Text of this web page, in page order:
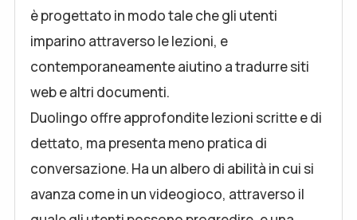
è progettato in modo tale che gli utenti
imparino attraverso le lezioni, e
contemporaneamente aiutino a tradurre siti
web e altri documenti.
Duolingo offre approfondite lezioni scritte e di
dettato, ma presenta meno pratica di
conversazione. Ha un albero di abilità in cui si
avanza come in un videogioco, attraverso il